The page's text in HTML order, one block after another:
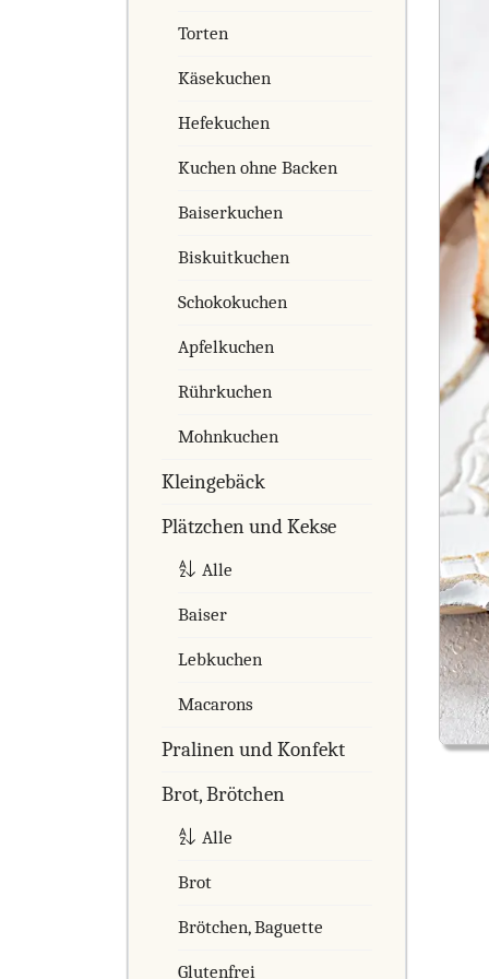
Torten
Käsekuchen
Hefekuchen
Kuchen ohne Backen
Baiserkuchen
Biskuitkuchen
Schokokuchen
Apfelkuchen
Rührkuchen
Mohnkuchen
Kleingebäck
Plätzchen und Kekse
Alle
Baiser
Lebkuchen
Macarons
Pralinen und Konfekt
Brot, Brötchen
Alle
Brot
Brötchen, Baguette
Glutenfrei